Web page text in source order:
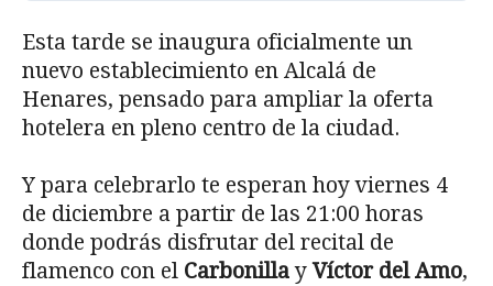
Esta tarde se inaugura oficialmente un
nuevo establecimiento en Alcalá de
Henares, pensado para ampliar la oferta
hotelera en pleno centro de la ciudad.
Y para celebrarlo te esperan hoy viernes 4
de diciembre a partir de las 21:00 horas
donde podrás disfrutar del recital de
flamenco con el CarbonillayVíctor del Amo,